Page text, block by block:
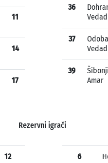
11
14
17
36
Vedad
37
Vedad
39
Amar
Rezervni igrači
12 6